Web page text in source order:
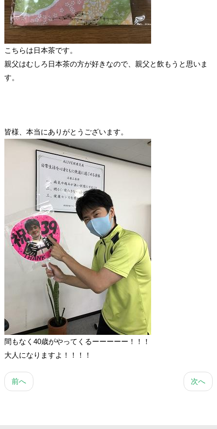
こちらは日本茶です。
親父はむしろ日本茶の方が好きなので、親父と飲もうと思いま
す。
皆様、本当にありがとうございます。
間もなく40歳がやってくるーーーーー！！！
大人になりますよ！！！！
前へ 次へ